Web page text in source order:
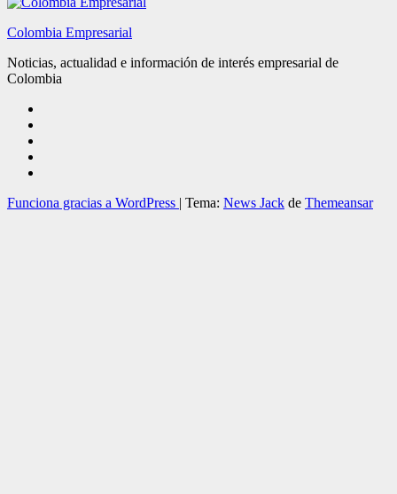
Colombia Empresarial
Noticias, actualidad e información de interés empresarial de
Colombia
Funciona gracias a WordPress | Tema: News Jack de Themeansar